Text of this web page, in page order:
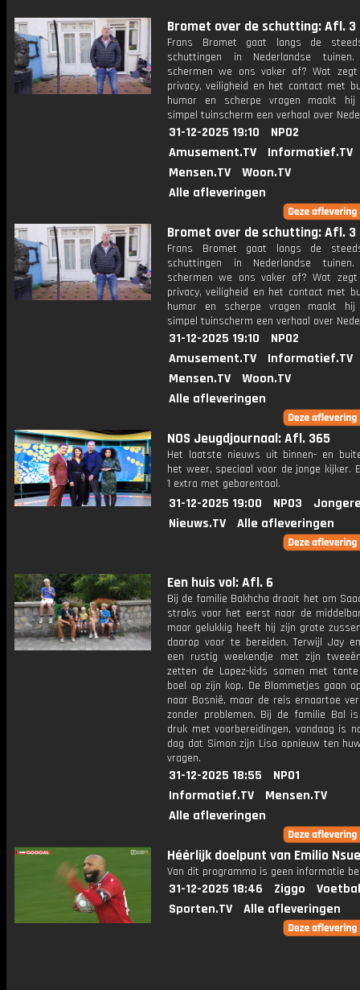
Bromet over de schutting: Afl. 3
Frans Bromet gaat langs de
schuttingen in Nederlandse tuinen.
schermen we ons vaker af? Wat
privacy, veiligheid en het contact met
humor en scherpe vragen maakt
simpel tuinscherm een verhaal over
31-12-2025 19:10
NPO2
Amusement.TV
Informatief.TV
Mensen.TV
Woon.TV
Alle afleveringen
Bromet over de schutting: Afl. 3
Frans Bromet gaat langs de
schuttingen in Nederlandse tuinen.
schermen we ons vaker af? Wat
privacy, veiligheid en het contact met
humor en scherpe vragen maakt
simpel tuinscherm een verhaal over
31-12-2025 19:10
NPO2
Amusement.TV
Informatief.TV
Mensen.TV
Woon.TV
Alle afleveringen
NOS Jeugdjournaal: Afl. 365
Het laatste nieuws uit binnen- en
het weer, speciaal voor de jonge kijker.
1 extra met gebarentaal.
31-12-2025 19:00 NPO3
Nieuws.TV
Alle afleveringen
Een huis vol: Afl. 6
Bij de familie Bakhcha draait het om
straks voor het eerst naar de
maar gelukkig heeft hij zijn grote
daarop voor te bereiden. Terwijl Jay
een rustig weekendje met zijn
zetten de Lopez-kids samen met
boel op zijn kop. De Blommetjes gaan
naar Bosnië, maar de reis ernaartoe
zonder problemen. Bij de familie Bal
druk met voorbereidingen, vandaag is
dag dat Simon zijn Lisa opnieuw ten
vragen.
31-12-2025 18:55
NPO1
Informatief.TV
Mensen.TV
Alle afleveringen
Héérlijk doelpunt van Emilio Nsue
Van dit programma is geen informatie
31-12-2025 18:46 Ziggo
Sporten.TV
Alle afleveringen